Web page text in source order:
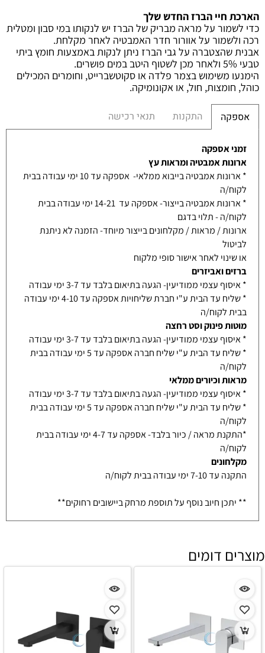
הארכת חיי הברז החדש שלך
כדי לשמור על מראה מבריק של הברז יש לנקותו במי סבון ומטלית
רכה ולשמור על אוורור חדר האמבטיה לאחר מקלחת.
אבנית שהצטברה על גבי הברז ניתן לנקות באמצעות חומץ ביתי
טבעי 5% ולאחר מכן לשטוף היטב במים פושרים.
הימנעו משימוש בצמר פלדה או סקוטשברייט, וחומרים המכילים
כוהל, חומצות, חול, או אקונומיקה.
אספקה התקנות תנאי רכישה
זמני אספקה
ארונות אמבטיה ומראות עץ
* ארונות אמבטיה בייבוא ממלאי- אספקה עד 10 ימי עבודה בבית
לקוח/ה
* ארונות אמבטיה בייצור- אספקה עד 14-21 ימי עבודה בבית
לקוח/ה - תלוי בדגם
ארונות / מראות / מקלחונים בייצור מיוחד- הזמנה לא ניתנת
לביטול
או שינוי לאחר אישור סופי מלקוח
ברזים ואביזרים
* איסוף עצמי ממודיעין- הגעה בתיאום בלבד עד 3-7 ימי עבודה
* שליח עד הבית ע"י חברת שליחויות אספקה עד 4-10 ימי עבודה
בבית לקוח/ה
מוטות פינוק וסט רחצה
* איסוף עצמי ממודיעין- הגעה בתיאום בלבד עד 3-7 ימי עבודה
* שליח עד הבית ע"י שליח חברה אספקה עד 5 ימי עבודה בבית
לקוח/ה
מראות וכיורים ממלאי
* איסוף עצמי ממודיעין- הגעה בתיאום בלבד עד 3-7 ימי עבודה
* שליח עד הבית ע"י שליח חברה אספקה עד 5 ימי עבודה בבית
לקוח/ה
*התקנת מראה / כיור בלבד- אספקה עד 4-7 ימי עבודה בבית
לקוח/ה
מקלחונים
התקנה עד 7-10 ימי עבודה בבית לקוח/ה
** יתכן חיוב נוסף על תוספת מרחק ביישובים רחוקים**
מוצרים דומים